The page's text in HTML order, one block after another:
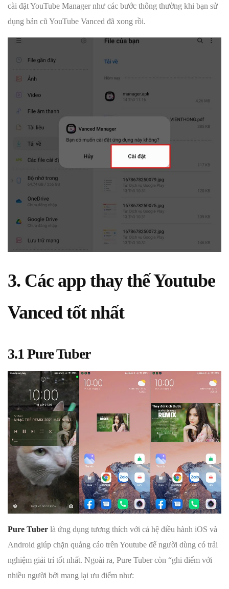
cài đặt YouTube Manager như các bước thông thường khi bạn sử
dụng bản cũ YouTube Vanced đã xong rồi.
3. Các app thay thế Youtube
Vanced tốt nhất
3.1 Pure Tuber
Pure Tuber là ứng dụng tương thích với cả hệ điều hành iOS và
Android giúp chặn quảng cáo trên Youtube để người dùng có trải
nghiệm giải trí tốt nhất. Ngoài ra, Pure Tuber còn “ghi điểm với
nhiều người bởi mang lại ưu điểm như: